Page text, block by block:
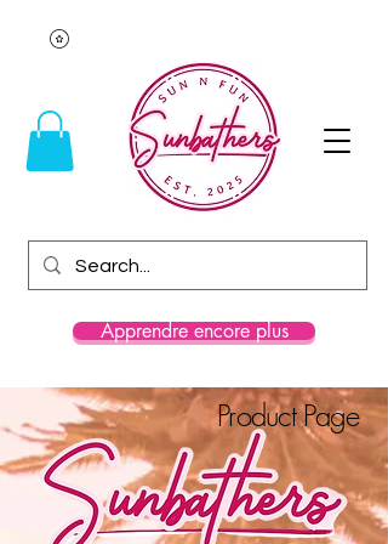
Apprendre encore plus
Product Page